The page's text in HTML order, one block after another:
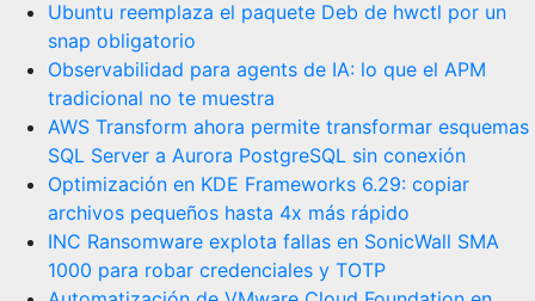
Ubuntu reemplaza el paquete Deb de hwctl por un
snap obligatorio
Observabilidad para agents de IA: lo que el APM
tradicional no te muestra
AWS Transform ahora permite transformar esquemas
SQL Server a Aurora PostgreSQL sin conexión
Optimización en KDE Frameworks 6.29: copiar
archivos pequeños hasta 4x más rápido
INC Ransomware explota fallas en SonicWall SMA
1000 para robar credenciales y TOTP